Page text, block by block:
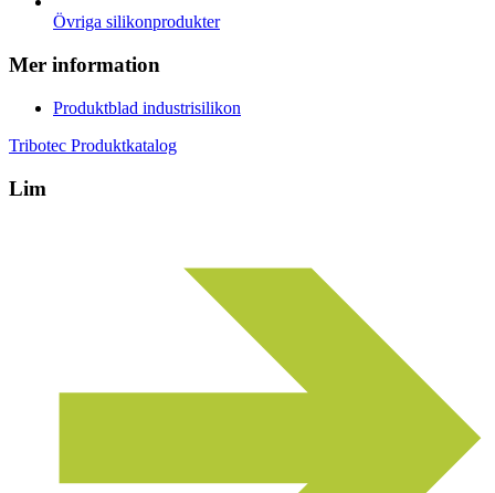
Övriga silikonprodukter
Mer information
Produktblad industrisilikon
Tribotec Produktkatalog
Lim